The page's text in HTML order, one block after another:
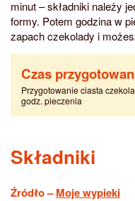
minut – składniki należy
formy. Potem godzina w
zapach czekolady i
Czas
Przygotowanie ciasta
godz. pieczenia
Składniki
Źródło –Moje wypieki